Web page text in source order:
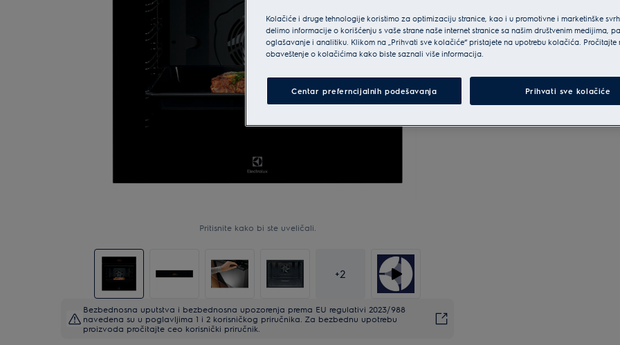
Pritisnite kako bi ste uveličali.
+2
Bezbednosna uputstva i bezbednosna upozorenja prema EU regulativi 2023/988
navedena su u poglavljima 1 i 2 korisničkog priručnika. Za bezbednu upotrebu
proizvoda pročitajte ceo korisnički priručnik.
Kolačiće i druge tehnologije koristimo za optimizaciju stranice, kao i u promotivne i marketinške
delimo informacije o korišćenju s vaše strane naše internet stranice sa našim društvenim medijima,
oglašavanje i analitiku. Klikom na „Prihvati sve kolačiće“ pristajete na upotrebu kolačića. Pročitajte
obaveštenje o kolačićima kako biste saznali više informacija.
Centar preferncijalnih podešavanja Prihvati sve kolačiće